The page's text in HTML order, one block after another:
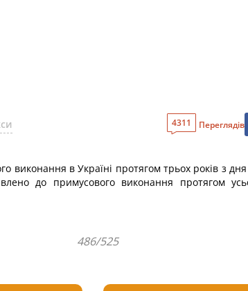
4311 Переглядів
виконання в Україні протягом трьох років з
до примусового виконання протягом
486/525